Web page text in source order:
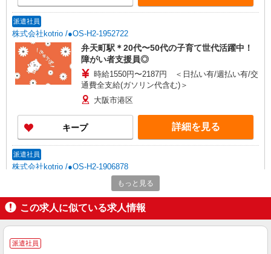
派遣社員
株式会社kotrio /●OS-H2-1952722
弁天町駅＊20代〜50代の子育て世代活躍中！
障がい者支援員◎
時給1550円〜2187円 ＜日払い有/週払い有/交
通費全支給(ガソリン代含む)＞
大阪市港区
キープ 詳細を見る
派遣社員
株式会社kotrio /●OS-H2-1906878
弁天町駅＊障がい者施設で軽作業の見守り等＊
未経験歓迎！
時給1550円〜2187円 ＜日払い有/週払い有/交
通費全支給(ガソリン代含む)＞
もっと見る
この求人に似ている求人情報
派遣社員